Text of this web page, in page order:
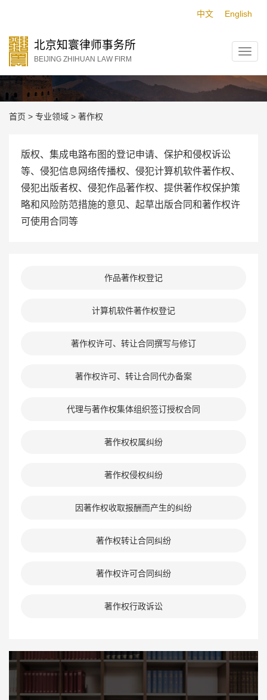
中文 English
北京知寰律师事务所
BEIJING ZHIHUAN LAW FIRM
著作权
首页 > 专业领域 > 著作权
版权、集成电路布图的登记申请、保护和侵权诉讼
等、侵犯信息网络传播权、侵犯计算机软件著作权、
侵犯出版者权、侵犯作品著作权、提供著作权保护策
略和风险防范措施的意见、起草出版合同和著作权许
可使用合同等
作品著作权登记
计算机软件著作权登记
著作权许可、转让合同撰写与修订
著作权许可、转让合同代办备案
代理与著作权集体组织签订授权合同
著作权权属纠纷
著作权侵权纠纷
因著作权收取报酬而产生的纠纷
著作权转让合同纠纷
著作权许可合同纠纷
著作权行政诉讼